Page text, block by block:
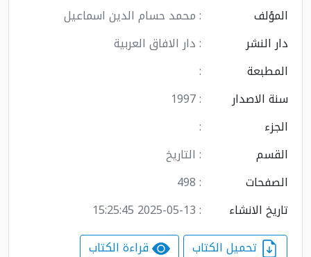
المؤلف
: محمد حسام الدين اسماعيل
دار النشر
: دار الافاق العربية
المطبعة
:
سنة الاصدار
: 1997
الجزء
:
القسم
: التاريخ
الصفحات
: 498
تاريخ الانشاء
: 2025-05-13 15:25:45
قراءة الكتاب